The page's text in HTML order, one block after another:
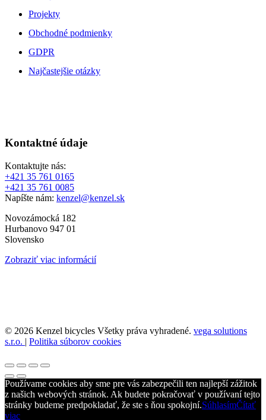
Projekty
Obchodné podmienky
GDPR
Najčastejšie otázky
Kontaktné údaje
Kontaktujte nás:
+421 35 761 0165
+421 35 761 0085
Napíšte nám: kenzel@kenzel.sk
Novozámocká 182
Hurbanovo 947 01
Slovensko
Zobraziť viac informácií
© 2026 Kenzel bicycles Všetky práva vyhradené. vega solutions
s.r.o. | Politika súborov cookies
Používame cookies aby sme pre vás zabezpečili ten najlepší zážitok
z našich webových stránok. Ak budete pokračovať v používaní tejto
stránky budeme predpokladať, že ste s ňou spokojní.SúhlasímČítať
viac